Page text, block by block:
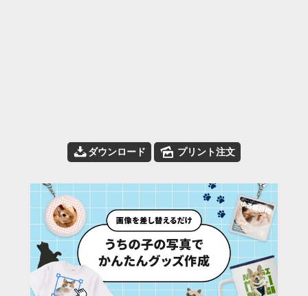
📥ダウンロード 🌄 プリント注文